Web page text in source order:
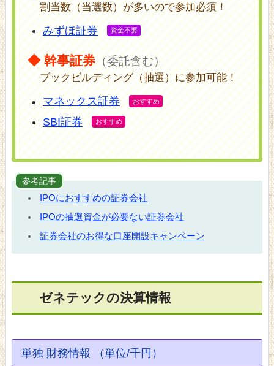
割当数（当選数）が多いので参加必須！
みずほ証券
◆ 幹事証券（委託含む）
ブックビルディング（抽選）に参加可能！
マネックス証券
SBI証券
参考記事
IPOにおすすめの証券会社
IPOの抽選資金が必要ない証券会社
証券会社のお得な口座開設キャンペーン
ゼネテックの決算情報
単独 財務情報 （単位/千円）